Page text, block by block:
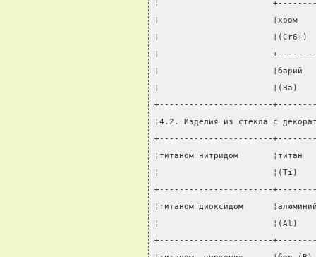
¦                       +----------
¦                       ¦хром
¦
¦                       +----------
¦                       ¦барий
¦                       ¦(Ba)
+-----------------------
¦4.2. Изделия из стекла с
+-----------------------
¦титаном нитридом
¦                       ¦(Ti)
+-----------------------
¦титаном диоксидом
¦                       ¦(Al)
+-----------------------